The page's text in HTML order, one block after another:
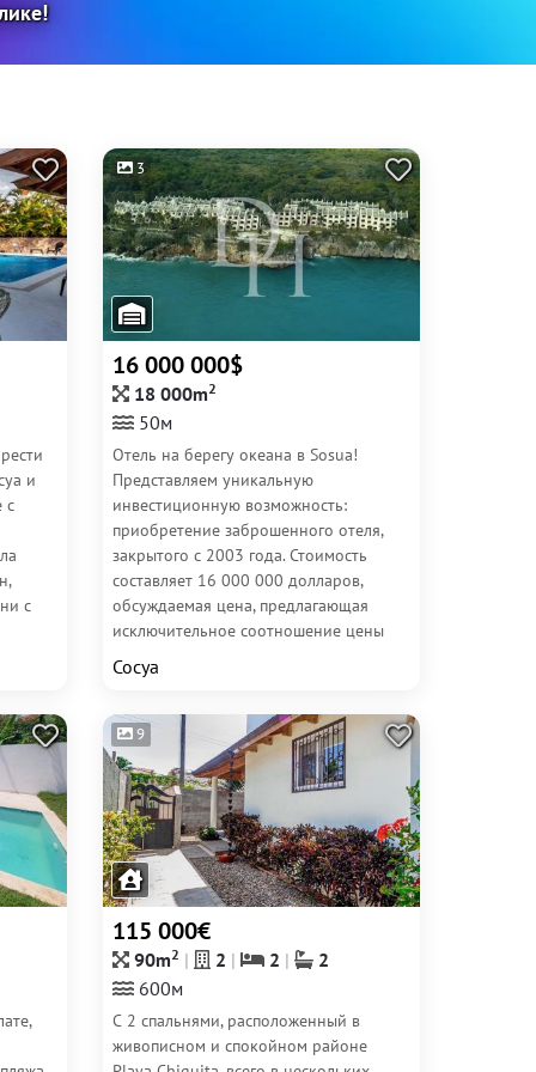
и
с
с
3
16 000 000$
18 000m2
50м
Отель на берегу океана в Sosua!
Представляем уникальную
инвестиционную возможность:
приобретение заброшенного отеля,
закрытого с 2003 года. Стоимость
составляет 16 000 000 долларов,
обсуждаемая цена, предлагающая
исключительное соотношение цены
и...
Сосуа
9
115 000€
90m2 2 2
2
600м
С 2 спальнями, расположенный в
живописном и спокойном районе